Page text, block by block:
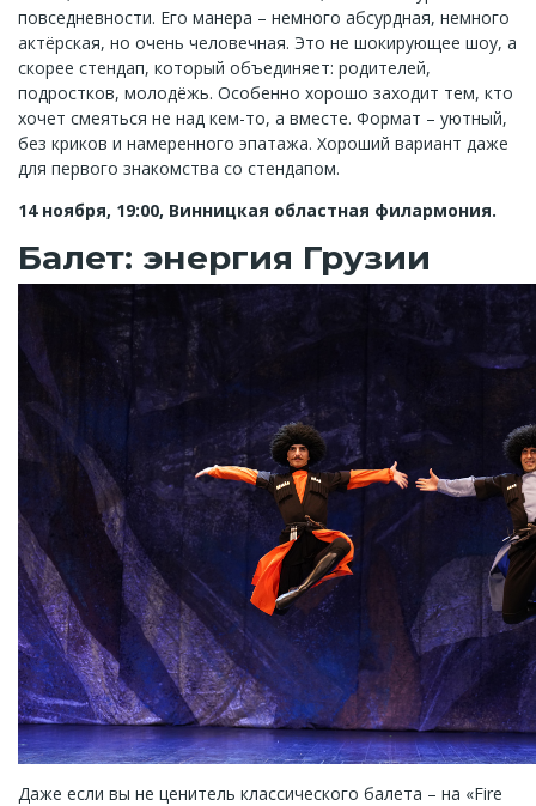
повседневности. Его манера – немного абсурдная, немного
актёрская, но очень человечная. Это не шокирующее шоу, а
скорее стендап, который объединяет: родителей,
подростков, молодёжь. Особенно хорошо заходит тем, кто
хочет смеяться не над кем-то, а вместе. Формат – уютный,
без криков и намеренного эпатажа. Хороший вариант даже
для первого знакомства со стендапом.
14 ноября, 19:00, Винницкая областная филармония.
Балет: энергия Грузии
Даже если вы не ценитель классического балета – на «Fire